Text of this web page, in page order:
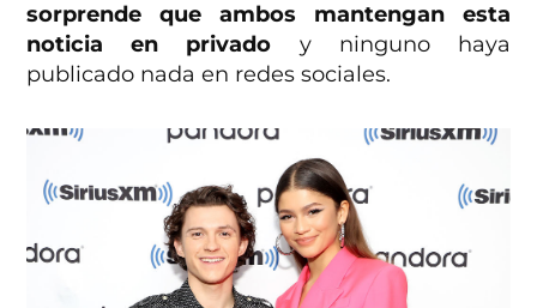
sorprende que ambos mantengan esta
noticia en privado y ninguno haya
publicado nada en redes sociales.